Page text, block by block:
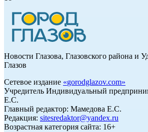
Новости Глазова, Глазовского района и
Глазов
Сетевое издание «gorodglazov.com»
Учредитель Индивидуальный
Е.С.
Главный редактор: Мамедова Е.С.
Редакция: sitesredaktor@yandex.ru
Возрастная категория сайта: 16+